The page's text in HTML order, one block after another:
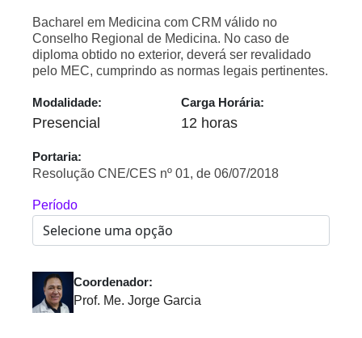
Bacharel em Medicina com CRM válido no
Conselho Regional de Medicina. No caso de
diploma obtido no exterior, deverá ser revalidado
pelo MEC, cumprindo as normas legais pertinentes.
Modalidade:
Presencial
Carga Horária:
12 horas
Portaria:
Resolução CNE/CES nº 01, de 06/07/2018
Período
Coordenador:
Prof. Me. Jorge Garcia